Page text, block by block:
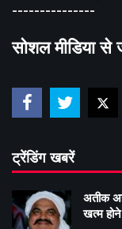
---------------
सोशल मीडिया से
ट्रेंडिंग खबरें
अतीक
खत्म